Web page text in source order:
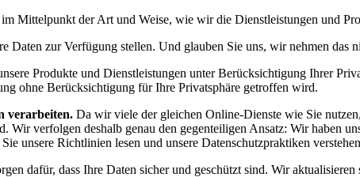
Mittelpunkt der Art und Weise, wie wir die Dienstleistungen und
Daten zur Verfügung stellen. Und glauben Sie uns, wir nehmen das
Produkte und Dienstleistungen unter Berücksichtigung Ihrer
ohne Berücksichtigung für Ihre Privatsphäre getroffen wird.
verarbeiten. Da wir viele der gleichen Online-Dienste wie Sie
verfolgen deshalb genau den gegenteiligen Ansatz: Wir haben
unsere Richtlinien lesen und unsere Datenschutzpraktiken
dafür, dass Ihre Daten sicher und geschützt sind. Wir